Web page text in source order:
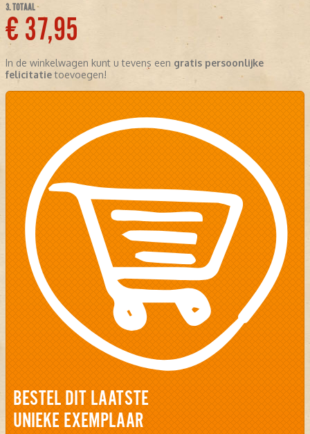
3. TOTAAL
€ 37,95
In de winkelwagen kunt u tevens een gratis persoonlijke
felicitatietoevoegen!
BESTEL DIT LAATSTE
UNIEKE EXEMPLAAR